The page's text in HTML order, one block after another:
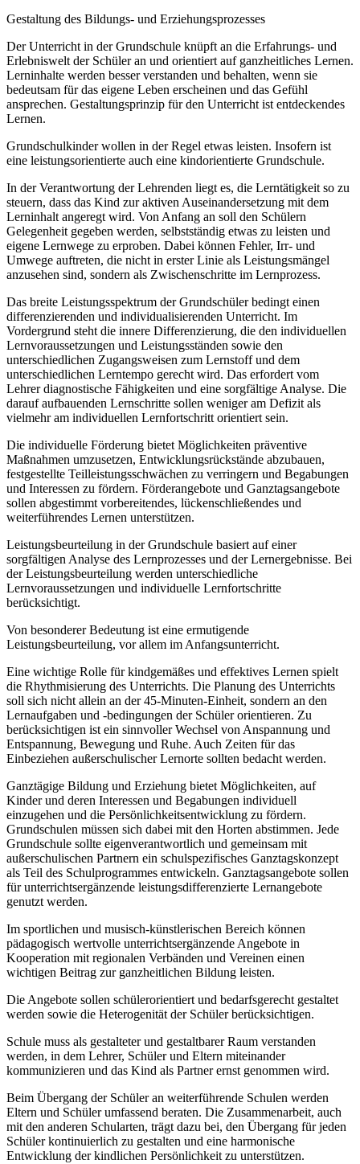
Gestaltung des Bildungs- und Erziehungsprozesses
Der Unterricht in der Grundschule knüpft an die Erfahrungs- und
Erlebniswelt der Schüler an und orientiert auf ganzheitliches Lernen.
Lerninhalte werden besser verstanden und behalten, wenn sie
bedeutsam für das eigene Leben erscheinen und das Gefühl
ansprechen. Gestaltungsprinzip für den Unterricht ist entdeckendes
Lernen.
Grundschulkinder wollen in der Regel etwas leisten. Insofern ist
eine leistungsorientierte auch eine kindorientierte Grundschule.
In der Verantwortung der Lehrenden liegt es, die Lerntätigkeit so zu
steuern, dass das Kind zur aktiven Auseinandersetzung mit dem
Lerninhalt angeregt wird. Von Anfang an soll den Schülern
Gelegenheit gegeben werden, selbstständig etwas zu leisten und
eigene Lernwege zu erproben. Dabei können Fehler, Irr- und
Umwege auftreten, die nicht in erster Linie als Leistungsmängel
anzusehen sind, sondern als Zwischenschritte im Lernprozess.
Das breite Leistungsspektrum der Grundschüler bedingt einen
differenzierenden und individualisierenden Unterricht. Im
Vordergrund steht die innere Differenzierung, die den individuellen
Lernvoraussetzungen und Leistungsständen sowie den
unterschiedlichen Zugangsweisen zum Lernstoff und dem
unterschiedlichen Lerntempo gerecht wird. Das erfordert vom
Lehrer diagnostische Fähigkeiten und eine sorgfältige Analyse. Die
darauf aufbauenden Lernschritte sollen weniger am Defizit als
vielmehr am individuellen Lernfortschritt orientiert sein.
Die individuelle Förderung bietet Möglichkeiten präventive
Maßnahmen umzusetzen, Entwicklungsrückstände abzubauen,
festgestellte Teilleistungsschwächen zu verringern und Begabungen
und Interessen zu fördern. Förderangebote und Ganztagsangebote
sollen abgestimmt vorbereitendes, lückenschließendes und
weiterführendes Lernen unterstützen.
Leistungsbeurteilung in der Grundschule basiert auf einer
sorgfältigen Analyse des Lernprozesses und der Lernergebnisse. Bei
der Leistungsbeurteilung werden unterschiedliche
Lernvoraussetzungen und individuelle Lernfortschritte
berücksichtigt.
Von besonderer Bedeutung ist eine ermutigende
Leistungsbeurteilung, vor allem im Anfangsunterricht.
Eine wichtige Rolle für kindgemäßes und effektives Lernen spielt
die Rhythmisierung des Unterrichts. Die Planung des Unterrichts
soll sich nicht allein an der 45-Minuten-Einheit, sondern an den
Lernaufgaben und -bedingungen der Schüler orientieren. Zu
berücksichtigen ist ein sinnvoller Wechsel von Anspannung und
Entspannung, Bewegung und Ruhe. Auch Zeiten für das
Einbeziehen außerschulischer Lernorte sollten bedacht werden.
Ganztägige Bildung und Erziehung bietet Möglichkeiten, auf
Kinder und deren Interessen und Begabungen individuell
einzugehen und die Persönlichkeitsentwicklung zu fördern.
Grundschulen müssen sich dabei mit den Horten abstimmen. Jede
Grundschule sollte eigenverantwortlich und gemeinsam mit
außerschulischen Partnern ein schulspezifisches Ganztagskonzept
als Teil des Schulprogrammes entwickeln. Ganztagsangebote sollen
für unterrichtsergänzende leistungsdifferenzierte Lernangebote
genutzt werden.
Im sportlichen und musisch-künstlerischen Bereich können
pädagogisch wertvolle unterrichtsergänzende Angebote in
Kooperation mit regionalen Verbänden und Vereinen einen
wichtigen Beitrag zur ganzheitlichen Bildung leisten.
Die Angebote sollen schülerorientiert und bedarfsgerecht gestaltet
werden sowie die Heterogenität der Schüler berücksichtigen.
Schule muss als gestalteter und gestaltbarer Raum verstanden
werden, in dem Lehrer, Schüler und Eltern miteinander
kommunizieren und das Kind als Partner ernst genommen wird.
Beim Übergang der Schüler an weiterführende Schulen werden
Eltern und Schüler umfassend beraten. Die Zusammenarbeit, auch
mit den anderen Schularten, trägt dazu bei, den Übergang für jeden
Schüler kontinuierlich zu gestalten und eine harmonische
Entwicklung der kindlichen Persönlichkeit zu unterstützen.